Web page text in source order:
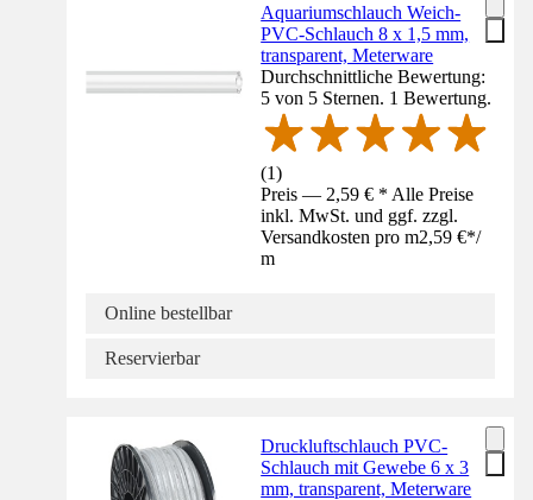
Aquariumschlauch Weich-
PVC-Schlauch 8 x 1,5 mm,
transparent, Meterware
Durchschnittliche Bewertung:
5 von 5 Sternen. 1 Bewertung.
(1)
Preis — 2,59 € * Alle Preise
inkl. MwSt. und ggf. zzgl.
Versandkosten pro m2,59 €*/
m
Online bestellbar
Reservierbar
Druckluftschlauch PVC-
Schlauch mit Gewebe 6 x 3
mm, transparent, Meterware